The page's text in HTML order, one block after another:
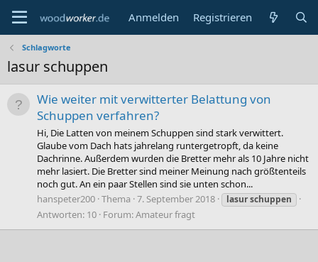
Anmelden Registrieren
Schlagworte
lasur schuppen
Wie weiter mit verwitterter Belattung von
Schuppen verfahren?
Hi, Die Latten von meinem Schuppen sind stark verwittert.
Glaube vom Dach hats jahrelang runtergetropft, da keine
Dachrinne. Außerdem wurden die Bretter mehr als 10 Jahre nicht
mehr lasiert. Die Bretter sind meiner Meinung nach größtenteils
noch gut. An ein paar Stellen sind sie unten schon...
hanspeter200 Thema 7. September 2018 lasurschuppen
Antworten: 10 Forum:Amateur fragt